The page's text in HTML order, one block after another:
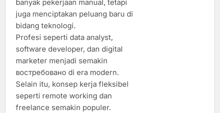
banyak pekerjaan manual, tetapi
juga menciptakan peluang baru di
bidang teknologi.
Profesi seperti data analyst,
software developer, dan digital
marketer menjadi semakin
востребовано di era modern.
Selain itu, konsep kerja fleksibel
seperti remote working dan
freelance semakin populer.